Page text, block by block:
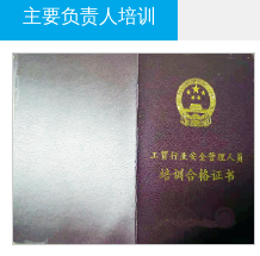
主要负责人培训